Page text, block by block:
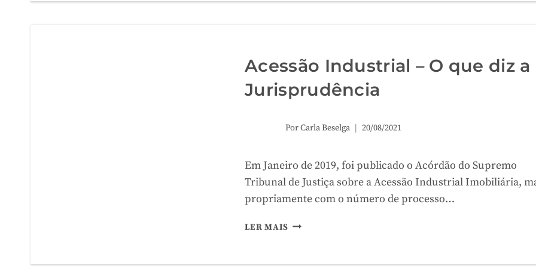
O
JURISPRUDÊNCIA
SOBRE
ELAS
Acessão Industrial – O que diz a
Jurisprudência
PorCarla Beselga 20/08/2021
Em Janeiro de 2019, foi publicado o Acórdão do Supremo
Tribunal de Justiça sobre a Acessão Industrial Imobiliária,
propriamente com o número de processo…
LER MAIS ACESSÃO
O